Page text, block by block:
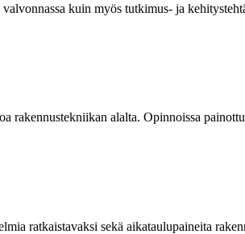
kuin myös tutkimus- ja
rakennustekniikan alalta. Opinnoissa
ratkaistavaksi sekä aikataulupaineita